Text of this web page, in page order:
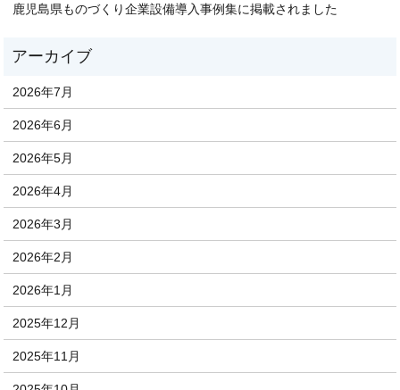
鹿児島県ものづくり企業設備導入事例集に掲載されました
2026年7月
2026年6月
2026年5月
2026年4月
2026年3月
2026年2月
2026年1月
2025年12月
2025年11月